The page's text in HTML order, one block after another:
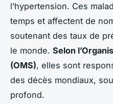
l’hypertension. Ces
temps et affectent de
soutenant des taux de
le monde. Selon
(OMS), elles sont
des décès mondiaux,
profond.